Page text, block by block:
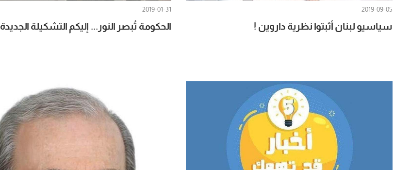
2019-09-05
سياسيو لبنان أثبتوا نظرية داروين !
2019-01-31
الحكومة تُبصر النور... إليكم التشكيلة الجديدة